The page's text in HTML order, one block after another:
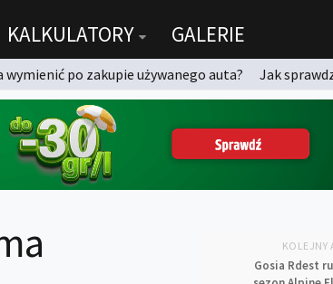
KALKULATORY GALERIE
wymienić po zakupie używanego auta?
Jak
KOLEJNY
Gosia Rdest